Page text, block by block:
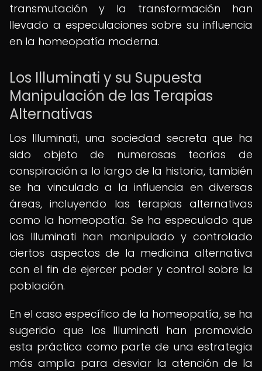
transmutación y la transformación han
llevado a especulaciones sobre su influencia
en la homeopatía moderna.
Los Illuminati y su Supuesta
Manipulación de las Terapias
Alternativas
Los Illuminati, una sociedad secreta que ha
sido objeto de numerosas teorías de
conspiración a lo largo de la historia, también
se ha vinculado a la influencia en diversas
áreas, incluyendo las terapias alternativas
como la homeopatía. Se ha especulado que
los Illuminati han manipulado y controlado
ciertos aspectos de la medicina alternativa
con el fin de ejercer poder y control sobre la
población.
En el caso específico de la homeopatía, se ha
sugerido que los Illuminati han promovido
esta práctica como parte de una estrategia
más amplia para desviar la atención de la